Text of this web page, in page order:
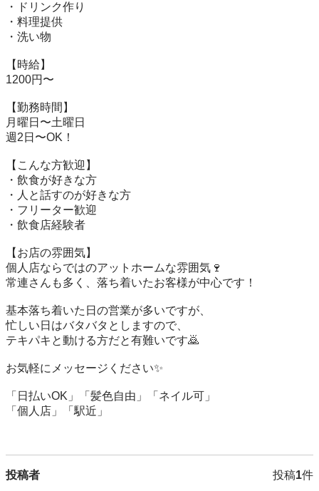
・ドリンク作り
・料理提供
・洗い物
【時給】
1200円〜
【勤務時間】
月曜日〜土曜日
週2日〜OK！
【こんな方歓迎】
・飲食が好きな方
・人と話すのが好きな方
・フリーター歓迎
・飲食店経験者
【お店の雰囲気】
個人店ならではのアットホームな雰囲気🍷
常連さんも多く、落ち着いたお客様が中心です！
基本落ち着いた日の営業が多いですが、
忙しい日はバタバタとしますので、
テキパキと動ける方だと有難いです🙇
お気軽にメッセージください✨
「日払いOK」「髪色自由」「ネイル可」
「個人店」「駅近」
投稿者 投稿1件